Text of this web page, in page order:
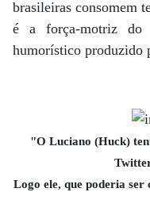
brasileiras consomem
é a força-motriz do
humorístico produzido
"O Luciano (Huck)
Logo ele, que poderia ser